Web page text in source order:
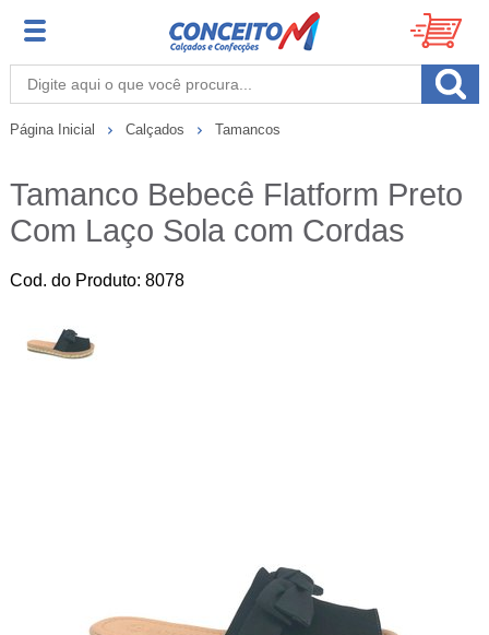
Página Inicial Calçados Tamancos
Tamanco Bebecê Flatform Preto
Com Laço Sola com Cordas
Cod. do Produto: 8078